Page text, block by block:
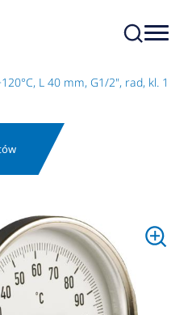
L 40 mm, G1/2", rad, kl. 1